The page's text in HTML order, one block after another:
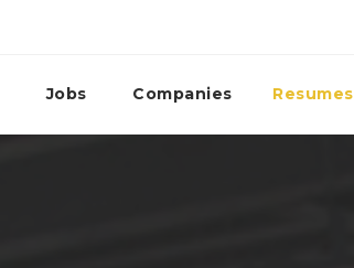
Jobs Companies Resumes